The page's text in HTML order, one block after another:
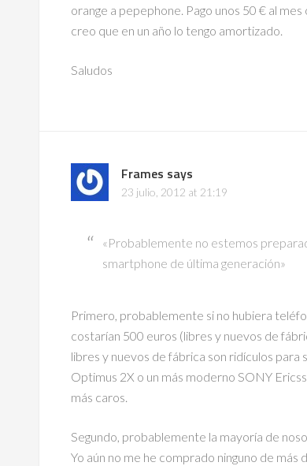
orange a pepephone. Pago unos 50 € al
creo que en un año lo tengo amortizado.
Saludos
Frames says
23 julio, 2012 at 21:19
«Probablemente no estemos
smartphone de última generación»
Primero, probablemente si no hubiera
costarían 500 euros (libres y nuevos de
libres y nuevos de fábrica son ridículos para
Optimus 2X o un más moderno SONY
más caros.
Segundo, probablemente la mayoría de
Yo aún no me he comprado ninguno de